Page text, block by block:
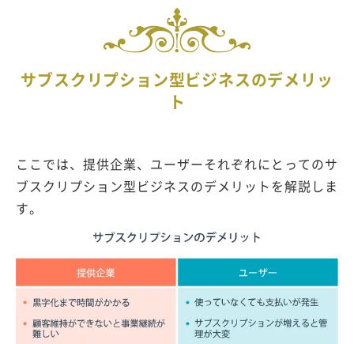
サブスクリプション型ビジネスのデメリッ
ト
ここでは、提供企業、ユーザーそれぞれにとってのサ
ブスクリプション型ビジネスのデメリットを解説しま
す。